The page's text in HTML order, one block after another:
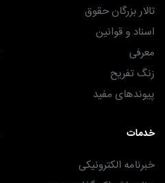
تالار بزرگان حقوق
اسناد و قوانین
معرفی
زنگ تفریح
پیوندهای مفید
خدمات
خبرنامه الکترونیکی